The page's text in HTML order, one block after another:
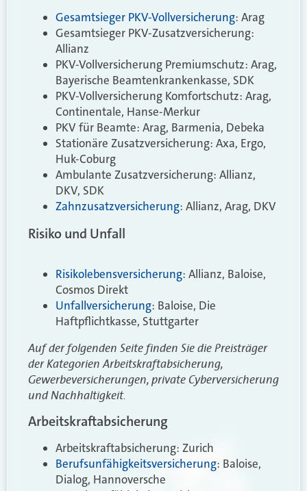
Gesamtsieger PKV-Vollversicherung: Arag
Gesamtsieger PKV-Zusatzversicherung:
Allianz
PKV-Vollversicherung Premiumschutz: Arag,
Bayerische Beamtenkrankenkasse, SDK
PKV-Vollversicherung Komfortschutz: Arag,
Continentale, Hanse-Merkur
PKV für Beamte: Arag, Barmenia, Debeka
Stationäre Zusatzversicherung: Axa, Ergo,
Huk-Coburg
Ambulante Zusatzversicherung: Allianz,
DKV, SDK
Zahnzusatzversicherung: Allianz, Arag, DKV
Risiko und Unfall
Risikolebensversicherung: Allianz, Baloise,
Cosmos Direkt
Unfallversicherung: Baloise, Die
Haftpflichtkasse, Stuttgarter
Auf der folgenden Seite finden Sie die Preisträger
der Kategorien Arbeitskraftabsicherung,
Gewerbeversicherungen, private Cyberversicherung
und Nachhaltigkeit.
Arbeitskraftabsicherung
Arbeitskraftabsicherung: Zurich
Berufsunfähigkeitsversicherung: Baloise,
Dialog, Hannoversche